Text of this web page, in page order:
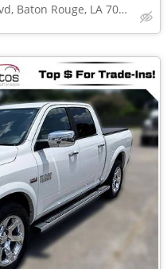
8700 Florida Blvd, Baton Rouge, LA 70815